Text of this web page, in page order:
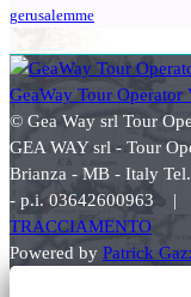
gerusalemme
© Gea Way srl Tour
GEA WAY srl - Tour
Brianza - MB - Italy
- p.i. 03642600963 |
TRACCIAMENTO
Powered by Patrick